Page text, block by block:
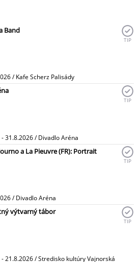
Band
/ Kafe Scherz Palisády
TIP
31.8.2026 / Divadlo Aréna
TIP
a La Pieuvre (FR): Portrait
/ Divadlo Aréna
TIP
výtvarný tábor
- 21.8.2026 / Stredisko kultúry Vajnorská
TIP